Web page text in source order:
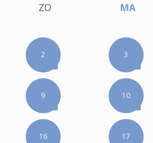
ZO MA
2 3
9 10
16 17